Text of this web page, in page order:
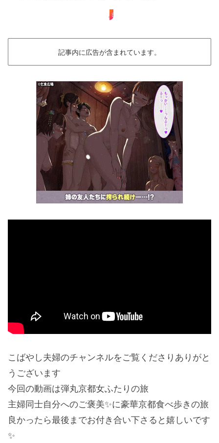
日帰り
記事内に広告が含まれています。
こばやし夫婦のチャンネルをご覧くださりありがと
うございます
今回の動画は弾丸京都女ふたりの旅
主婦同士自分へのご褒美✨に豪華京都食べ歩きの旅
良かったら最後までお付き合い下さると嬉しいです
✨